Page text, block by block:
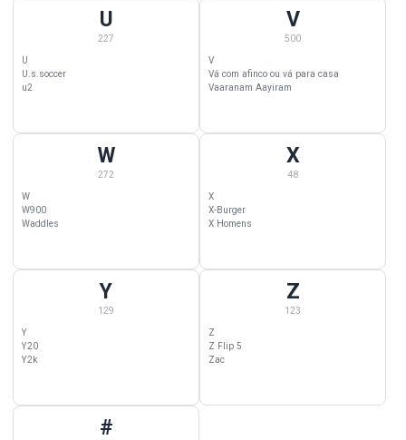
U Wallpapers — 227 categorias começando com U
U
227
U
U.s.soccer
u2
V Wallpapers — 500 categorias
V
500
V
Vá com afinco ou vá para casa
Vaaranam Aayiram
W Wallpapers — 272 categorias começando com W
W
272
W
W900
Waddles
X Wallpapers — 48 categorias
X
48
X
X-Burger
X Homens
Y Wallpapers — 129 categorias começando com Y
Y
129
Y
Y20
Y2k
Z Wallpapers — 123 categorias
Z
123
Z
Z Flip 5
Zac
# Wallpapers — 295 categorias começando com #
#